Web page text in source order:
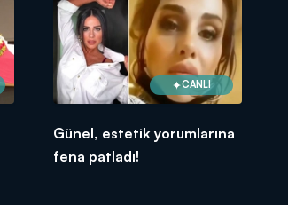
CANLI
Günel, estetik yorumlarına
fena patladı!